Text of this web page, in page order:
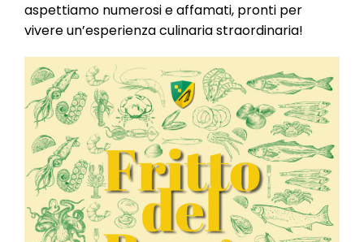
aspettiamo numerosi e affamati, pronti per
vivere un’esperienza culinaria straordinaria!